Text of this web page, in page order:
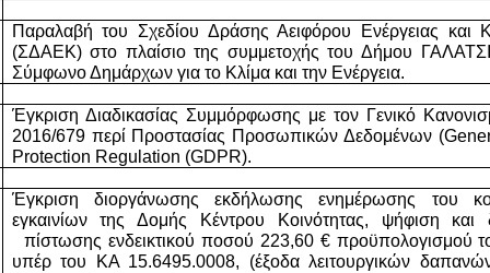
Παραλαβή του Σχεδίου Δράσης Αειφόρου Ενέργειας και
(ΣΔΑΕΚ) στο πλαίσιο της συμμετοχής του Δήμου
Σύμφωνο Δημάρχων για το Κλίμα και την Ενέργεια.
Έγκριση Διαδικασίας Συμμόρφωσης με τον Γενικό
2016/679 περί Προστασίας Προσωπικών Δεδομένων
Protection Regulation (GDPR).
Έγκριση διοργάνωσης εκδήλωσης ενημέρωσης του
εγκαινίων της Δομής Κέντρου Κοινότητας, ψήφιση και
πίστωσης ενδεικτικού ποσού 223,60 € προϋπολογισμού
υπέρ του ΚΑ 15.6495.0008, (έξοδα λειτουργικών